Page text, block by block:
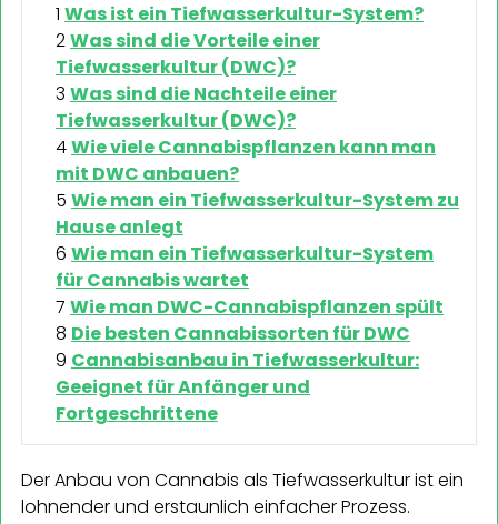
Was ist ein Tiefwasserkultur-System?
Was sind die Vorteile einer
Tiefwasserkultur (DWC)?
Was sind die Nachteile einer
Tiefwasserkultur (DWC)?
Wie viele Cannabispflanzen kann man
mit DWC anbauen?
Wie man ein Tiefwasserkultur-System zu
Hause anlegt
Wie man ein Tiefwasserkultur-System
für Cannabis wartet
Wie man DWC-Cannabispflanzen spült
Die besten Cannabissorten für DWC
Cannabisanbau in Tiefwasserkultur:
Geeignet für Anfänger und
Fortgeschrittene
Der Anbau von Cannabis als Tiefwasserkultur ist ein
lohnender und erstaunlich einfacher Prozess.